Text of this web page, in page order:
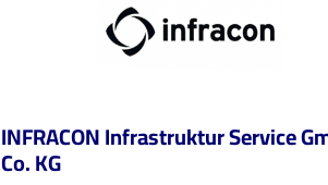
INFRACON Infrastruktur Service
Co. KG